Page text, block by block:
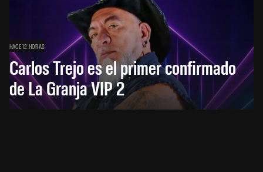
HACE 12 HORAS
Carlos Trejo es el primer confirmado
de La Granja VIP 2